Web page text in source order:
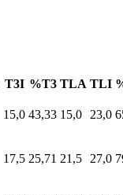
T3I %T3 TLA TLI
15,0 43,33 15,0 23,0
17,5 25,71 21,5 27,0